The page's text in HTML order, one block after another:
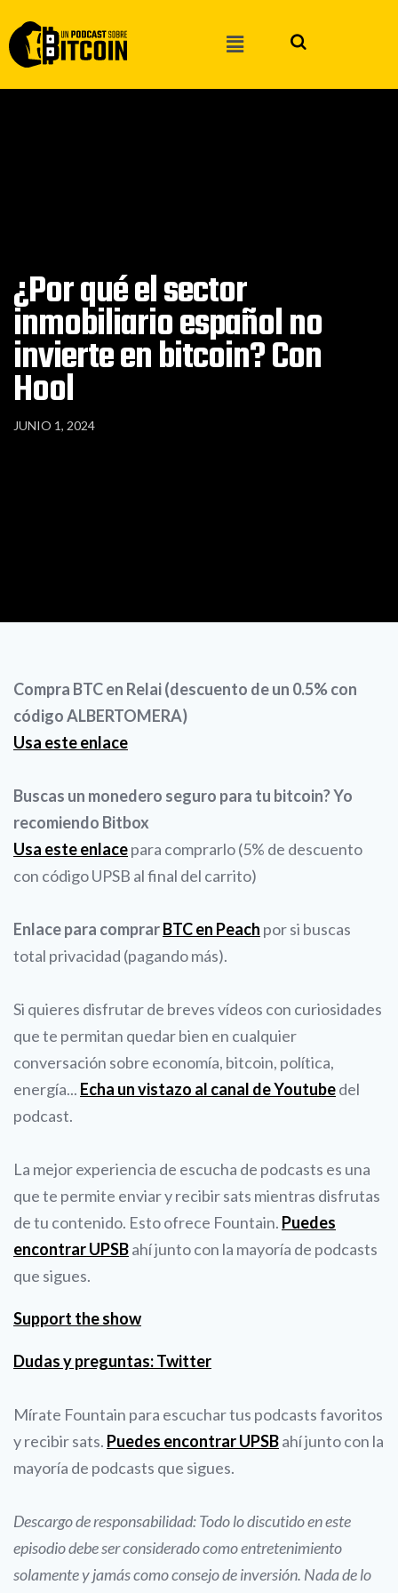
¿Por qué el sector
inmobiliario español no
invierte en bitcoin? Con
Hool
JUNIO 1, 2024
Compra BTC en Relai (descuento de un 0.5% con
código ALBERTOMERA)
Usa este enlace
Buscas un monedero seguro para tu bitcoin? Yo
recomiendo Bitbox
Usa este enlacepara comprarlo (5% de descuento
con código UPSB al final del carrito)
Enlace para comprarBTC en Peach por si buscas
total privacidad (pagando más).
Si quieres disfrutar de breves vídeos con curiosidades
que te permitan quedar bien en cualquier
conversación sobre economía, bitcoin, política,
energía... Echa un vistazo al canal de Youtubedel
podcast.
La mejor experiencia de escucha de podcasts es una
que te permite enviar y recibir sats mientras disfrutas
de tu contenido. Esto ofrece Fountain. Puedes
encontrar UPSBahí junto con la mayoría de podcasts
que sigues.
Support the show
Dudas y preguntas: Twitter
Mírate Fountain para escuchar tus podcasts favoritos
y recibir sats. Puedes encontrar UPSBahí junto con la
mayoría de podcasts que sigues.
Descargo de responsabilidad: Todo lo discutido en este
episodio debe ser considerado como entretenimiento
solamente y jamás como consejo de inversión. Nada de lo